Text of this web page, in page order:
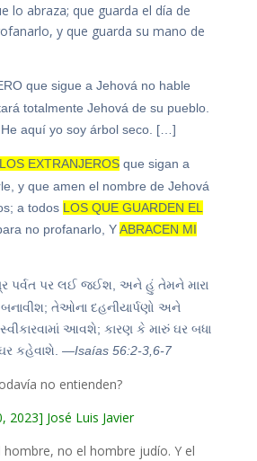
lo abraza; que guarda el día de
y que guarda su mano de
que sigue a Jehová no hable
totalmente Jehová de su pueblo.
aquí yo soy árbol seco. […]
LOS EXTRANJEROSque sigan a
y que amen el nombre de Jehová
a todos LOS QUE GUARDEN EL
no profanarlo, YABRACEN MI
પર્વત પર લઈ જઈશ, અને હું તેમને મારા
બનાવીશ; તેઓના દહનીયાર્પણો અને
સ્વીકારવામાં આવશે; કારણ કે મારું ઘર બધા
કહેવાશે. —Isaías 56:2-3,6-7
no entienden?
2023] José Luis Javier
no el hombre judío. Y el